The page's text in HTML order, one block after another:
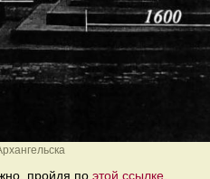
пройдя по этой ссылке